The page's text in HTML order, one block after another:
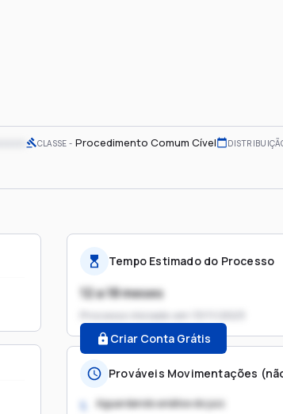
CLASSE Procedimento Comum Cível
Tempo Estimado do Processo
12 a 18 meses
Processo iniciado em
Criar Conta Grátis
Prováveis Movimentações
1. Aguardando análise do juiz